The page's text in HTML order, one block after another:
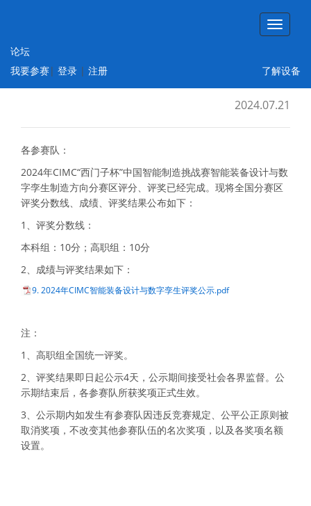
论坛
我要参赛| 登录 | 注册 了解设备
2024年CIMC智能装备设计与数字孪生制造
方向赛项初赛成绩与评奖公示
2024.07.21
各参赛队：
2024年CIMC“西门子杯”中国智能制造挑战赛智能装备设计与数
字孪生制造方向分赛区评分、评奖已经完成。现将全国分赛区
评奖分数线、成绩、评奖结果公布如下：
1、评奖分数线：
本科组：10分；高职组：10分
2、成绩与评奖结果如下：
9. 2024年CIMC智能装备设计与数字孪生评奖公示.pdf
注：
1、高职组全国统一评奖。
2、评奖结果即日起公示4天，公示期间接受社会各界监督。公
示期结束后，各参赛队所获奖项正式生效。
3、公示期内如发生有参赛队因违反竞赛规定、公平公正原则被
取消奖项，不改变其他参赛队伍的名次奖项，以及各奖项名额
设置。